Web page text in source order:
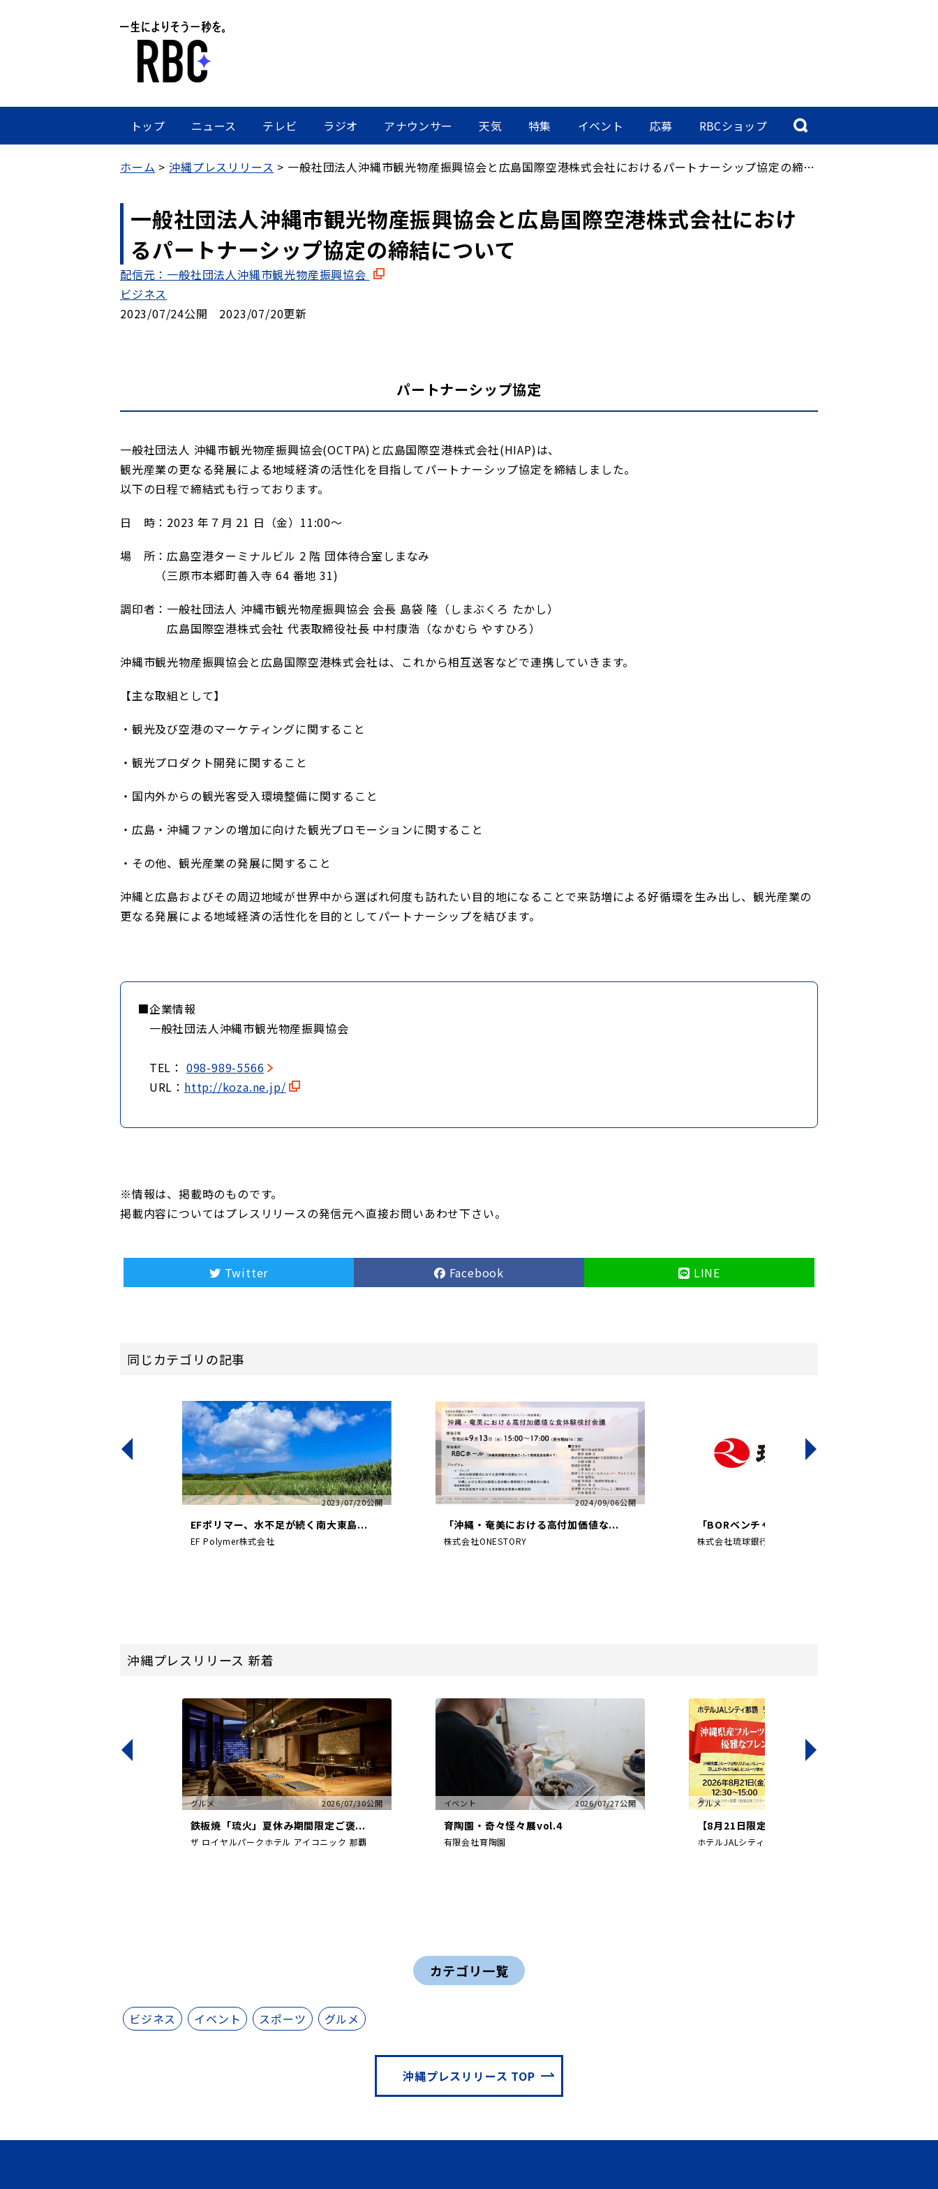
トップ ニュース テレビ ラジオ アナウンサー 天気 特集 イベント 応募 RBCショップ
ホーム 沖縄プレスリリース 一般社団法人沖縄市観光物産振興協会と広島国際空港株式会社におけるパートナーシップ協定の締結について
一般社団法人沖縄市観光物産振興協会と広島国際空港株式会社におけ
るパートナーシップ協定の締結について
配信元：一般社団法人沖縄市観光物産振興協会
ビジネス
2023/07/24公開 2023/07/20更新
パートナーシップ協定
一般社団法人 沖縄市観光物産振興協会(OCTPA)と広島国際空港株式会社(HIAP)は、
観光産業の更なる発展による地域経済の活性化を目指してパートナーシップ協定を締結しました。
以下の日程で締結式も行っております。
日 時：2023 年７月 21 日（金）11:00～
場 所：広島空港ターミナルビル 2 階 団体待合室しまなみ
（三原市本郷町善入寺 64 番地 31)
調印者：一般社団法人 沖縄市観光物産振興協会 会長 島袋 隆（しまぶくろ たかし）
広島国際空港株式会社 代表取締役社長 中村康浩（なかむら やすひろ）
沖縄市観光物産振興協会と広島国際空港株式会社は、これから相互送客などで連携していきます。
【主な取組として】
・観光及び空港のマーケティングに関すること
・観光プロダクト開発に関すること
・国内外からの観光客受入環境整備に関すること
・広島・沖縄ファンの増加に向けた観光プロモーションに関すること
・その他、観光産業の発展に関すること
沖縄と広島およびその周辺地域が世界中から選ばれ何度も訪れたい目的地になることで来訪増による好循環を生み出し、観光産業の
更なる発展による地域経済の活性化を目的としてパートナーシップを結びます。
■企業情報
一般社団法人沖縄市観光物産振興協会
TEL： 098-989-5566
URL： http://koza.ne.jp/
※情報は、掲載時のものです。
掲載内容についてはプレスリリースの発信元へ直接お問いあわせ下さい。
Twitter Facebook LINE
同じカテゴリの記事
2023/07/20公開
EFポリマー、水不足が続く南大東島...
EF Polymer株式会社
2024/09/06公開
「沖縄・奄美における高付加価値な...
株式会社ONESTORY
「BORベンチャーファンド2号」第1号...
株式会社琉球銀行
沖縄プレスリリース 新着
グルメ 2026/07/30公開
鉄板焼「琉火」夏休み期間限定ご褒...
ザ ロイヤルパークホテル アイコニック 那覇
イベント 2026/07/27公開
育陶園・奇々怪々展vol.4
有限会社育陶園
グルメ
【8月21日限定】沖縄県産フルーツを...
ホテルJALシティ那覇
カテゴリ一覧
ビジネス イベント スポーツ グルメ
沖縄プレスリリース TOP